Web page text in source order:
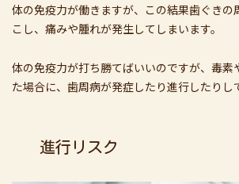
体の免疫力が働きますが、この結果歯ぐきの
こし、痛みや腫れが発生してしまいます。
体の免疫力が打ち勝てばいいのですが、毒素
た場合に、歯周病が発症したり進行したりし
進行リスク